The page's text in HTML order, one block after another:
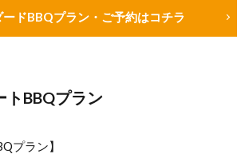
ードBBQプラン・ご予約はコチラ
トBBQプラン
プラン】